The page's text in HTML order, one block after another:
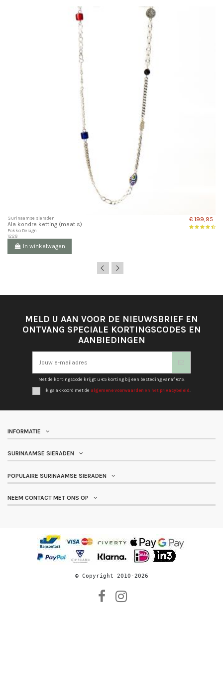
Surinaamse sieraden
Ala kondre ketting (maat s)
Fokko Design
1228
€ 199,95
In winkelwagen
MELD U AAN VOOR DE NIEUWSBRIEF EN
ONTVANG SPECIALE KORTINGSCODES EN
AANBIEDINGEN
Met de kortingscode krijgt u €5 korting bij een besteding vanaf €75.
Ik ga akkoord met de algemene voorwaarden en het privacybeleid
INFORMATIE
SURINAAMSE SIERADEN
POPULAIRE SURINAAMSE SIERADEN
NEEM CONTACT MET ONS OP
© Copyright 2010-2026